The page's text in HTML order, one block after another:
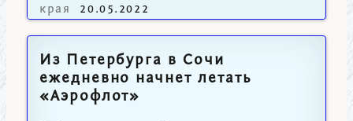
края
20.05.2022
Из Петербурга в Сочи
ежедневно начнет летать
«Аэрофлот»